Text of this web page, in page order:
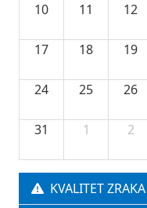
10 11 12
17 18 19
24 25 26
31 1 2
KVALITET ZRAKA